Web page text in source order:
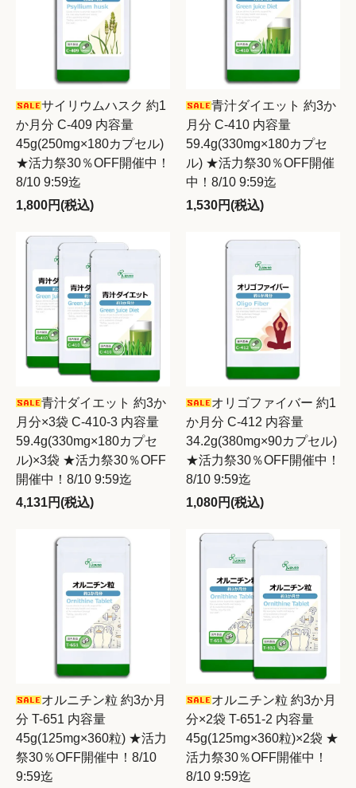
サイリウムハスク 約1
か月分 C-409 内容量
45g(250mg×180カプセル)
★活力祭30％OFF開催中！
8/10 9:59迄
1,800円(税込)
青汁ダイエット 約3か
月分 C-410 内容量
59.4g(330mg×180カプセ
ル) ★活力祭30％OFF開催
中！8/10 9:59迄
1,530円(税込)
青汁ダイエット 約3か
月分×3袋 C-410-3 内容量
59.4g(330mg×180カプセ
ル)×3袋 ★活力祭30％OFF
開催中！8/10 9:59迄
4,131円(税込)
オリゴファイバー 約1
か月分 C-412 内容量
34.2g(380mg×90カプセル)
★活力祭30％OFF開催中！
8/10 9:59迄
1,080円(税込)
オルニチン粒 約3か月
分 T-651 内容量
45g(125mg×360粒) ★活力
祭30％OFF開催中！8/10
9:59迄
オルニチン粒 約3か月
分×2袋 T-651-2 内容量
45g(125mg×360粒)×2袋 ★
活力祭30％OFF開催中！
8/10 9:59迄